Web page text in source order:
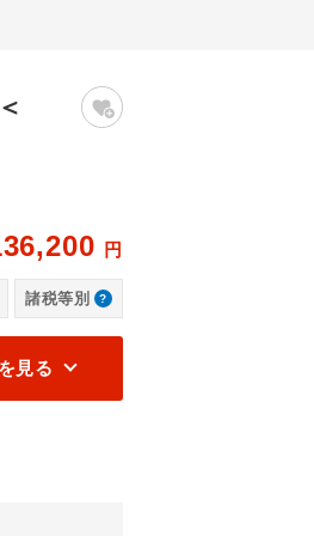
円
諸税等別
見る